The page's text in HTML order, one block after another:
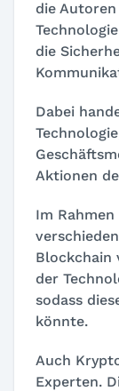
die
die
Dabei
Aktionen
Im
Blockchain
der
sodass
könnte.
Auch
Experten.